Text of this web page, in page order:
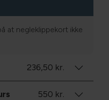
at negleklippekort ikke
236,50 kr.
550 kr.